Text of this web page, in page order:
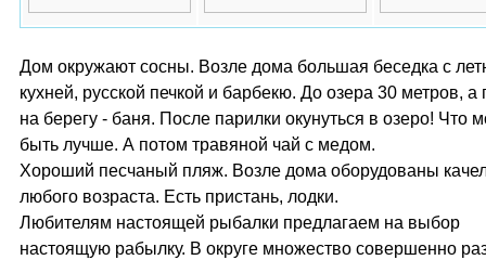
Дом окружают сосны. Возле дома большая беседка с
кухней, русской печкой и барбекю. До озера 30 метров, а
на берегу - баня. После парилки окунуться в озеро! Что
быть лучше. А потом травяной чай с медом.
Хороший песчаный пляж. Возле дома оборудованы
любого возраста. Есть пристань, лодки.
Любителям настоящей рыбалки предлагаем на выбор
настоящую рабылку. В округе множество совершенно